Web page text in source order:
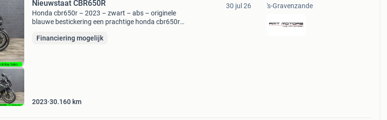
Nieuwstaat CBR650R
Honda cbr650r – 2023 – zwart – abs – originele
blauwe bestickering een prachtige honda cbr650r
originele blauwe honda-striping.
Financiering mogelijk
2023 30.160 km
30 jul 26 's-Gravenzande